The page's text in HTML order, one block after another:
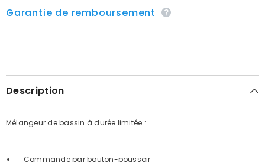
Garantie de remboursement
Description
Mélangeur de bassin à durée limitée :
Commande par bouton-poussoir